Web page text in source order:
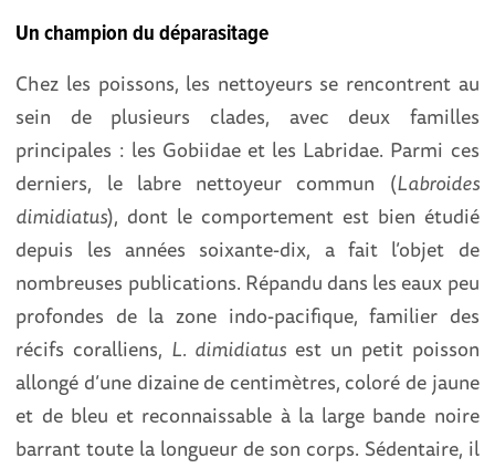
Un champion du déparasitage
Chez les poissons, les nettoyeurs se rencontrent au
sein de plusieurs clades, avec deux familles
principales : les Gobiidae et les Labridae. Parmi ces
derniers, le labre nettoyeur commun (Labroides
dimidiatus), dont le comportement est bien étudié
depuis les années soixante-dix, a fait l’objet de
nombreuses publications. Répandu dans les eaux peu
profondes de la zone indo-pacifique, familier des
récifs coralliens, L. dimidiatus est un petit poisson
allongé d’une dizaine de centimètres, coloré de jaune
et de bleu et reconnaissable à la large bande noire
barrant toute la longueur de son corps. Sédentaire, il